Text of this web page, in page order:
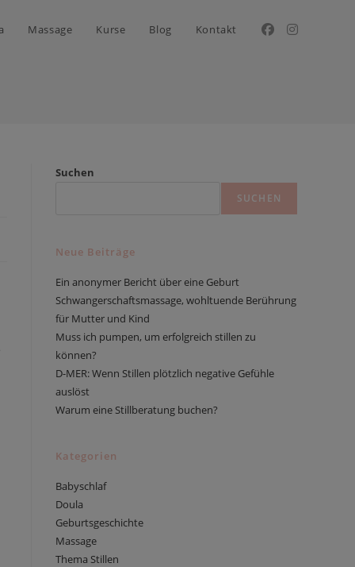
Massage Kurse Blog Kontakt
Suchen
SUCHEN
Neue Beiträge
Ein anonymer Bericht über eine Geburt
Schwangerschaftsmassage, wohltuende Berührung
für Mutter und Kind
Muss ich pumpen, um erfolgreich stillen zu
können?
D-MER: Wenn Stillen plötzlich negative Gefühle
auslöst
Warum eine Stillberatung buchen?
Kategorien
Babyschlaf
Doula
Geburtsgeschichte
Massage
Thema Stillen